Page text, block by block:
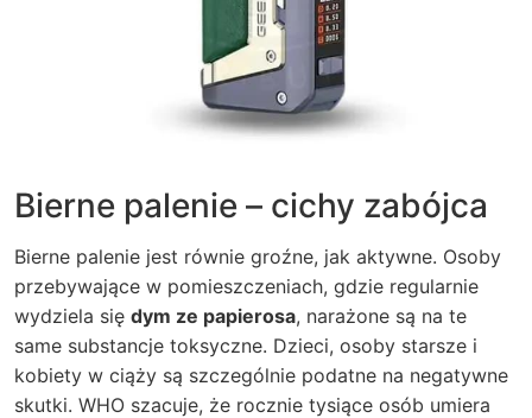
Bierne palenie – cichy zabójca
Bierne palenie jest równie groźne, jak aktywne. Osoby
przebywające w pomieszczeniach, gdzie regularnie
wydziela się dym ze papierosa, narażone są na te
same substancje toksyczne. Dzieci, osoby starsze i
kobiety w ciąży są szczególnie podatne na negatywne
skutki. WHO szacuje, że rocznie tysiące osób umiera